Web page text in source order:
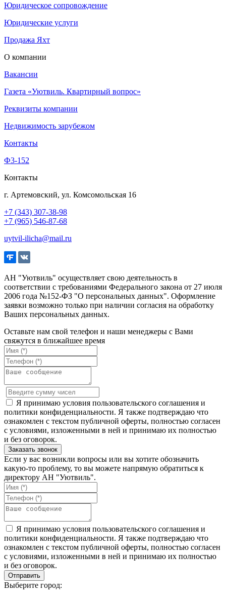
Юридическое сопровождение
Юридические услуги
Продажа Яхт
О компании
Вакансии
Газета «Уютвиль. Квартирный вопрос»
Реквизиты компании
Недвижимость зарубежом
Контакты
Ф3-152
Контакты
г. Артемовский, ул. Комсомольская 16
+7 (343) 307-38-98
+7 (965) 546-87-68
uytvil-ilicha@mail.ru
АН "Уютвиль" осуществляет свою деятельность в
соответствии с требованиями Федерального закона от 27 июля
2006 года №152-ФЗ "О персональных данных". Оформление
заявки возможно только при наличии согласия на обработку
Ваших персональных данных.
Оставьте нам свой телефон и наши менеджеры с Вами
свяжутся в ближайшее время
Я принимаю условия пользовательского соглашения и
политики конфиденциальности. Я также подтверждаю что
ознакомлен с текстом публичной оферты, полностью согласен
с условиями, изложенными в ней и принимаю их полностью
и без оговорок.
Если у вас возникли вопросы или вы хотите обозначить
какую-то проблему, то вы можете напрямую обратиться к
директору АН "Уютвиль".
Я принимаю условия пользовательского соглашения и
политики конфиденциальности. Я также подтверждаю что
ознакомлен с текстом публичной оферты, полностью согласен
с условиями, изложенными в ней и принимаю их полностью
и без оговорок.
Выберите город: